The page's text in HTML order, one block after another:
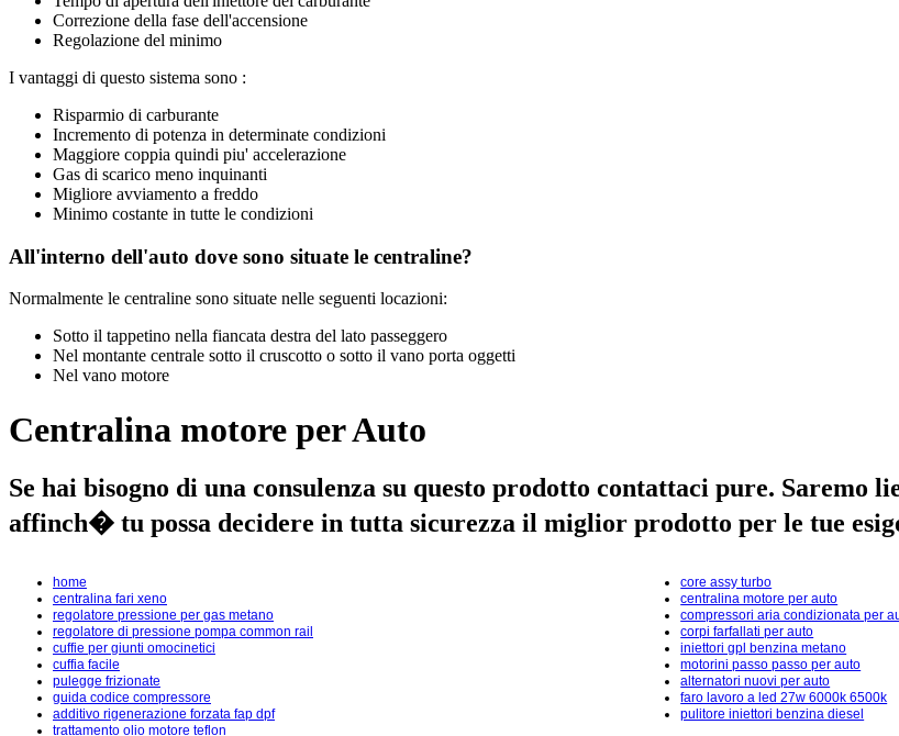
Correzione della fase dell'accensione
Regolazione del minimo
I vantaggi di questo sistema sono :
Risparmio di carburante
Incremento di potenza in determinate condizioni
Maggiore coppia quindi piu' accelerazione
Gas di scarico meno inquinanti
Migliore avviamento a freddo
Minimo costante in tutte le condizioni
All'interno dell'auto dove sono situate le centraline?
Normalmente le centraline sono situate nelle seguenti locazioni:
Sotto il tappetino nella fiancata destra del lato passeggero
Nel montante centrale sotto il cruscotto o sotto il vano porta oggetti
Nel vano motore
Centralina motore per Auto
Se hai bisogno di una consulenza su questo prodotto contattaci pure.
affinch� tu possa decidere in tutta sicurezza il miglior prodotto per le tue
home
centralina fari xeno
regolatore pressione per gas metano
regolatore di pressione pompa common rail
cuffie per giunti omocinetici
cuffia facile
pulegge frizionate
guida codice compressore
additivo rigenerazione forzata fap dpf
trattamento olio motore teflon
core assy turbo
centralina motore per auto
compressori aria condizionata per
corpi farfallati per auto
iniettori gpl benzina metano
motorini passo passo per auto
alternatori nuovi per auto
faro lavoro a led 27w 6000k 6500k
pulitore iniettori benzina diesel